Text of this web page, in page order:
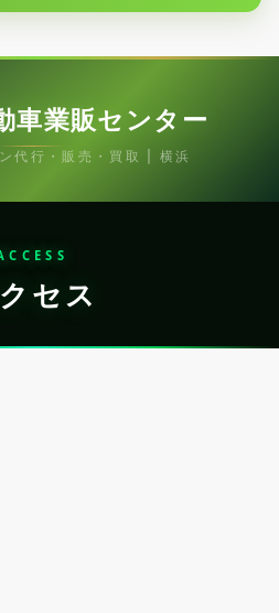
車業販センター
代行・販売・買取 | 横浜
セス